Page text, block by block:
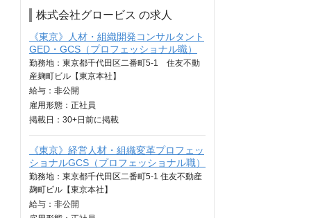
株式会社グロービス の求人
《東京》人材・組織開発コンサルタント
GED・GCS（プロフェッショナル職）
勤務地：東京都千代田区二番町5-1 住友不動
産麹町ビル【東京本社】
給与： 非公開
雇用形態：正社員
掲載日： 30+日 前に掲載
《東京》経営人材・組織変革プロフェッ
ショナルGCS（プロフェッショナル職）
勤務地：東京都千代田区二番町5-1 住友不動産
麹町ビル【東京本社】
給与： 非公開